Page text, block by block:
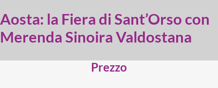
Aosta: la Fiera di Sant’Orso con
Merenda Sinoira Valdostana
Prezzo